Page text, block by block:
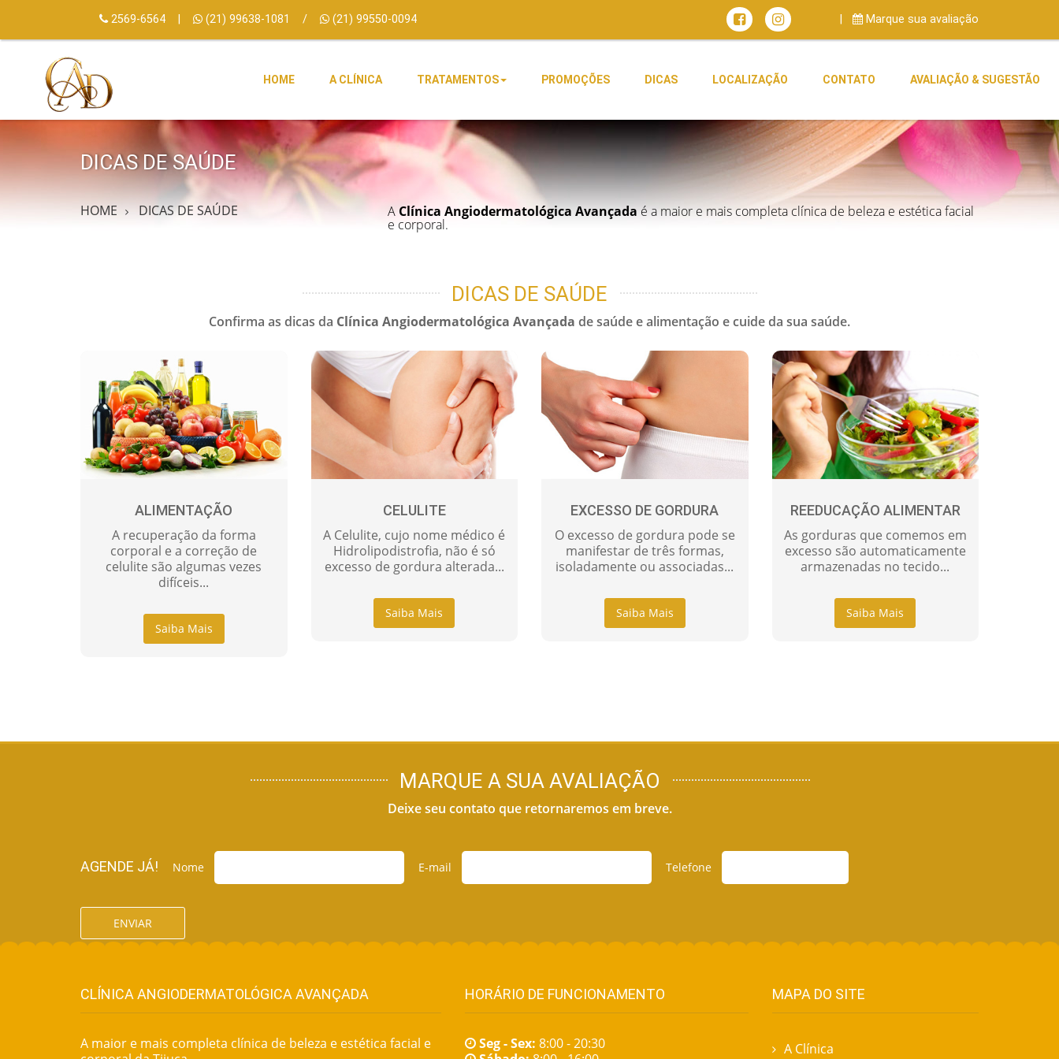
2569-6564 (21) 99638-1081 / (21) 99550-0094 Marque sua avaliação
HOME A CLÍNICA TRATAMENTOS PROMOÇÕES DICAS LOCALIZAÇÃO CONTATO AVALIAÇÃO & SUGESTÃO
DICAS DE SAÚDE
HOME DICAS DE SAÚDE A Clínica Angiodermatológica Avançada é a maior e mais completa clínica de beleza e estética facial
e corporal.
DICAS DE SAÚDE
Confirma as dicas da Clínica Angiodermatológica Avançada de saúde e alimentação e cuide da sua saúde.
ALIMENTAÇÃO
A recuperação da forma
corporal e a correção de
celulite são algumas vezes
difíceis...
Saiba Mais
CELULITE
A Celulite, cujo nome médico é
Hidrolipodistrofia, não é só
excesso de gordura alterada...
Saiba Mais
EXCESSO DE GORDURA
O excesso de gordura pode se
manifestar de três formas,
isoladamente ou associadas...
Saiba Mais
REEDUCAÇÃO ALIMENTAR
As gorduras que comemos em
excesso são automaticamente
armazenadas no tecido...
Saiba Mais
MARQUE A SUA AVALIAÇÃO
Deixe seu contato que retornaremos em breve.
AGENDE JÁ! Nome E-mail Telefone
ENVIAR
CLÍNICA ANGIODERMATOLÓGICA AVANÇADA
A maior e mais completa clínica de beleza e estética facial e
HORÁRIO DE FUNCIONAMENTO
Seg - Sex: 8:00 - 20:30
MAPA DO SITE
A Clínica